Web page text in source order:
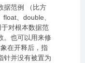
据范例 （比方
、double、
对根本数据范
。也可以用来修
在开释后，指
针并没有被置为